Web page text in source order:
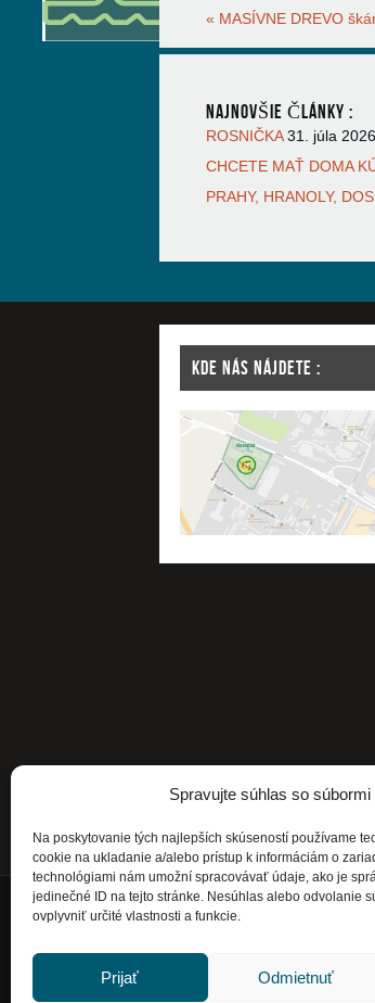
Spravujte súhlas so súbormi
Na poskytovanie tých najlepších skúseností používame
cookie na ukladanie a/alebo prístup k informáciám o
technológiami nám umožní spracovávať údaje, ako je
jedinečné ID na tejto stránke. Nesúhlas alebo odvolanie
ovplyvniť určité vlastnosti a funkcie.
Prijať Odmietnuť
« MASÍVNE DREVO
NAJNOVŠIE ČLÁNKY :
ROSNIČKA 31. júla 2026
CHCETE MAŤ DOMA
PRAHY, HRANOLY,
KDE NÁS NÁJDETE :